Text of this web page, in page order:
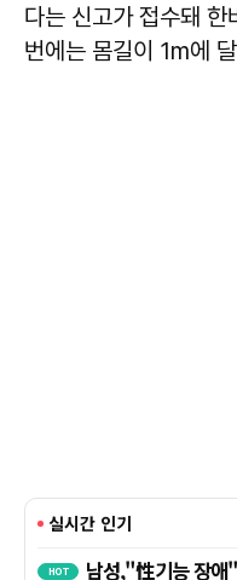
다는 신고가 접수돼 한
번에는 몸길이 1m에